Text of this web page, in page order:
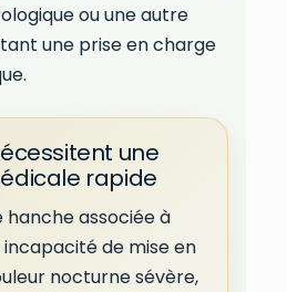
ou une autre
une prise en charge
une
rapide
hanche associée à
de mise en
nocturne sévère,